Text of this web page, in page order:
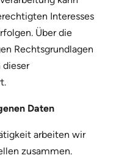
Interesses
Über die
Rechtsgrundlagen
dieser
Daten
arbeiten wir
zusammen.